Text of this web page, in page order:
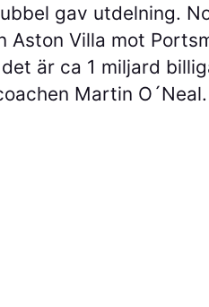
gav utdelning.
Aston Villa mot
är ca 1 miljard
Martin O´Neal.